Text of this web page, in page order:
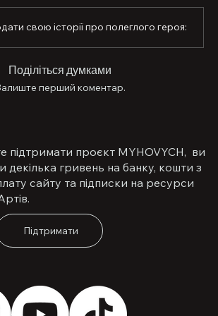
Поклав життя, аби ми жили у
Пам’ятаємо. Боремось. Перемагаємо
свою історії про полеглого героя:
Поділіться думками
перший коментар.
підтримати проєкт MYHOVYCH, ви
декілька гривень на банку, кошти з
сайту та підписки на ресурси
Підтримати